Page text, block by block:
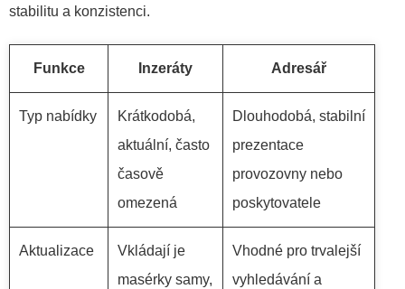
stabilitu a konzistenci.
Funkce Inzeráty Adresář
Typ nabídky
Krátkodobá,
aktuální, často
časově
omezená
Dlouhodobá, stabilní
prezentace
provozovny nebo
poskytovatele
Aktualizace
Vkládají je
masérky samy,
Vhodné pro trvalejší
vyhledávání a